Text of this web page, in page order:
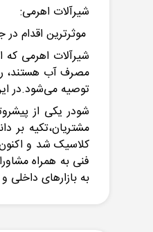
شیرآلات اهرمی:
موثرترین اقدام
شیرآلات اهرمی که
مصرف آب هستند،
توصیه می‌شود.در
مشتریان،تکیه بر
به بازارهای